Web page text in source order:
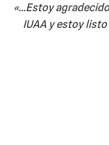
«…Estoy
IUAA y estoy